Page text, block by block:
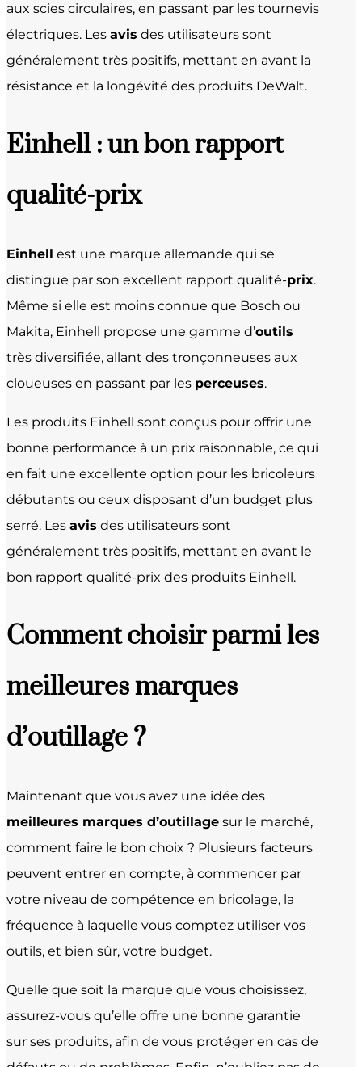
aux scies circulaires, en passant par les tournevis
électriques. Les avis des utilisateurs sont
généralement très positifs, mettant en avant la
résistance et la longévité des produits DeWalt.
Einhell : un bon rapport
qualité-prix
Einhell est une marque allemande qui se
distingue par son excellent rapport qualité-prix.
Même si elle est moins connue que Bosch ou
Makita, Einhell propose une gamme d’outils
très diversifiée, allant des tronçonneuses aux
cloueuses en passant par les perceuses.
Les produits Einhell sont conçus pour offrir une
bonne performance à un prix raisonnable, ce qui
en fait une excellente option pour les bricoleurs
débutants ou ceux disposant d’un budget plus
serré. Les avis des utilisateurs sont
généralement très positifs, mettant en avant le
bon rapport qualité-prix des produits Einhell.
Comment choisir parmi les
meilleures marques
d’outillage ?
Maintenant que vous avez une idée des
meilleures marques d’outillage sur le marché,
comment faire le bon choix ? Plusieurs facteurs
peuvent entrer en compte, à commencer par
votre niveau de compétence en bricolage, la
fréquence à laquelle vous comptez utiliser vos
outils, et bien sûr, votre budget.
Quelle que soit la marque que vous choisissez,
assurez-vous qu’elle offre une bonne garantie
sur ses produits, afin de vous protéger en cas de